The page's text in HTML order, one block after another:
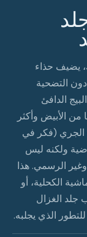
يضيف حذاء
التضحية
الدافئ
الأبيض وأكثر
الجري (فكر في
ولكنه ليس
الرسمي. هذا
الكحلية، أو
جلد الغزال
الذي يجلبه.